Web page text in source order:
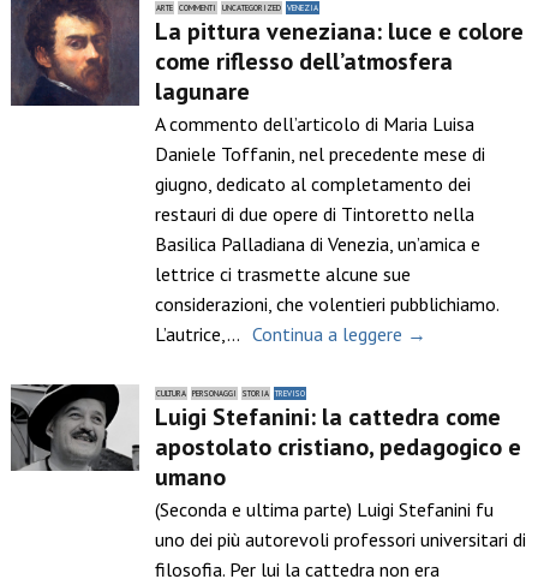
ARTE COMMENTI UNCATEGORIZED VENEZIA
La pittura veneziana: luce e colore
come riflesso dell’atmosfera
lagunare
A commento dell’articolo di Maria Luisa
Daniele Toffanin, nel precedente mese di
giugno, dedicato al completamento dei
restauri di due opere di Tintoretto nella
Basilica Palladiana di Venezia, un’amica e
lettrice ci trasmette alcune sue
considerazioni, che volentieri pubblichiamo.
L’autrice,… Continua a leggere →
CULTURA PERSONAGGI STORIA TREVISO
Luigi Stefanini: la cattedra come
apostolato cristiano, pedagogico e
umano
(Seconda e ultima parte) Luigi Stefanini fu
uno dei più autorevoli professori universitari di
filosofia. Per lui la cattedra non era